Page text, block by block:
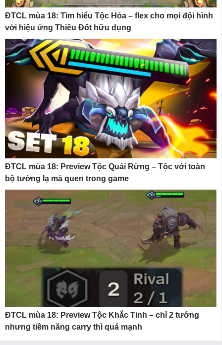
ĐTCL mùa 18: Tìm hiểu Tộc Hỏa – flex cho mọi đội hình
với hiệu ứng Thiêu Đốt hữu dụng
ĐTCL mùa 18: Preview Tộc Quái Rừng – Tộc với toàn
bộ tướng lạ mà quen trong game
ĐTCL mùa 18: Preview Tộc Khắc Tinh – chỉ 2 tướng
nhưng tiềm năng carry thì quá mạnh